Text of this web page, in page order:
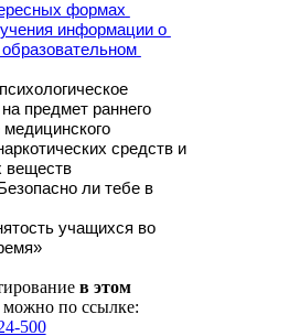
формах
информации о
предмет раннего
средств и
веществ
ли тебе в
учащихся во
время»
в этом
по ссылке: